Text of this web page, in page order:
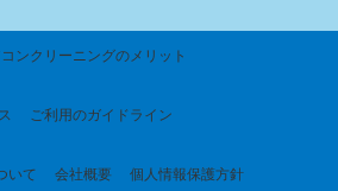
ンクリーニングのメリット
ご利用のガイドライン
いて 会社概要 個人情報保護方針